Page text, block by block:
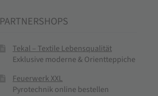
PARTNERSHOPS
Tekal – Textile Lebensqualität
Exklusive moderne & Orientteppiche
Feuerwerk XXL
Pyrotechnik online bestellen